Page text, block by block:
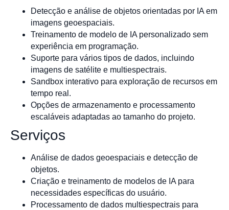
Detecção e análise de objetos orientadas por IA em
imagens geoespaciais.
Treinamento de modelo de IA personalizado sem
experiência em programação.
Suporte para vários tipos de dados, incluindo
imagens de satélite e multiespectrais.
Sandbox interativo para exploração de recursos em
tempo real.
Opções de armazenamento e processamento
escaláveis adaptadas ao tamanho do projeto.
Serviços
Análise de dados geoespaciais e detecção de
objetos.
Criação e treinamento de modelos de IA para
necessidades específicas do usuário.
Processamento de dados multiespectrais para